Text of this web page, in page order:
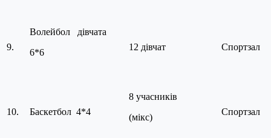
9.
Волейбол дівчата
6*6
12 дівчат Спортзал
10. Баскетбол 4*4
8 учасників
(мікс)
Спортзал